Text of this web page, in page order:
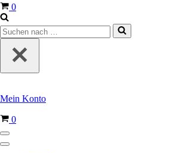
Warenkorb
0
Suchen
nach …
Mein Konto
Warenkorb
0
Navigationsmenü
Navigationsmenü